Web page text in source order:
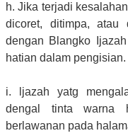
h. Jika terjadi
dicoret, ditimpa, atau
dengan Blangko
hatian dalam pengisian.
i. ljazah yatg
dengal tinta warna
berlawanan pada